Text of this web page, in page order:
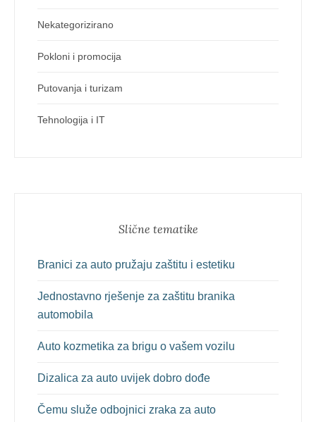
Nekategorizirano
Pokloni i promocija
Putovanja i turizam
Tehnologija i IT
Slične tematike
Branici za auto pružaju zaštitu i estetiku
Jednostavno rješenje za zaštitu branika
automobila
Auto kozmetika za brigu o vašem vozilu
Dizalica za auto uvijek dobro dođe
Čemu služe odbojnici zraka za auto